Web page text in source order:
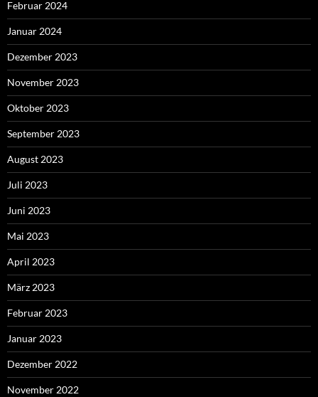
Februar 2024
Januar 2024
Dezember 2023
November 2023
Oktober 2023
September 2023
August 2023
Juli 2023
Juni 2023
Mai 2023
April 2023
März 2023
Februar 2023
Januar 2023
Dezember 2022
November 2022